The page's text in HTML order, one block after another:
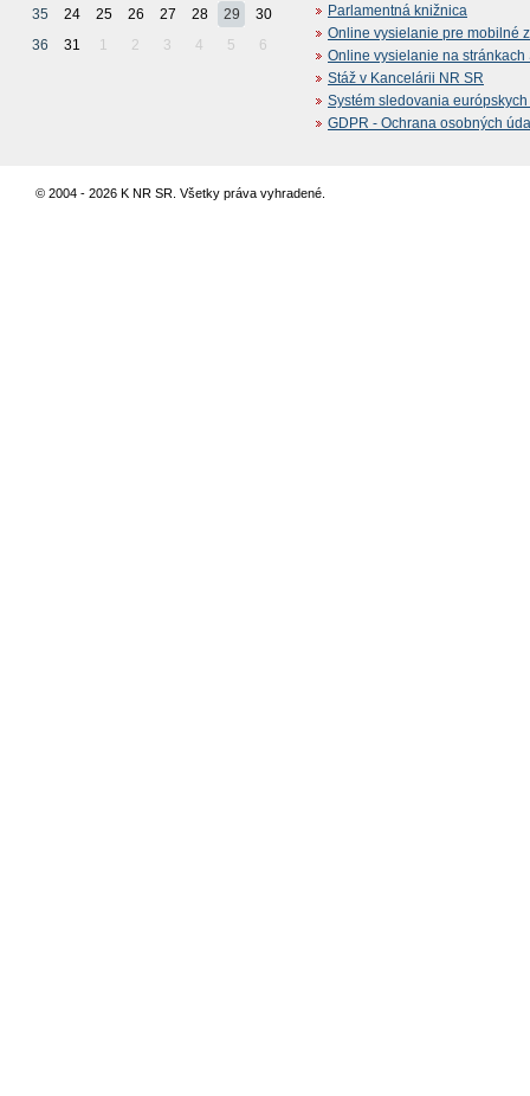
35
24 25 26 27 28 29
30
36
31 1 2 3 4 5 6
Parlamentná knižnica
Online vysielanie pre mobilné
Online vysielanie na stránkach
Stáž v Kancelárii NR SR
Systém sledovania
GDPR - Ochrana osobných
© 2004 - 2026 K NR SR. Všetky práva vyhradené.